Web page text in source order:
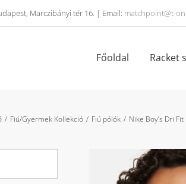
Marczibányi tér 16. | Email: matchpoint@t-
Főoldal Racket
Fiú/Gyermek Kollekció Fiú pólók Nike Boy’s Dri